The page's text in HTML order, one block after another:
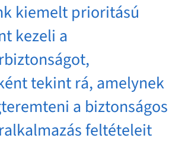
kiemelt prioritású
kezeli a
tekint rá, amelynek
a biztonságos
feltételeit